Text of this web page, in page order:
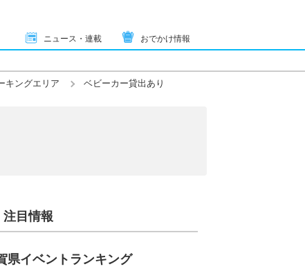
ニュース・連載 おでかけ情報
キングエリア ベビーカー貸出あり
注目情報
県イベントランキング